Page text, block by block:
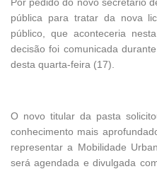
pública para tratar da nova
público, que aconteceria
decisão foi comunicada
desta quarta-feira (17).
O novo titular da pasta
conhecimento mais
representar a Mobilidade
será agendada e divulgada